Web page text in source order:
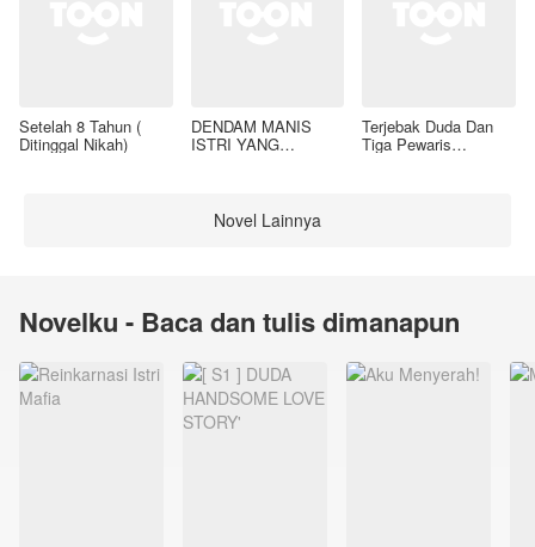
Setelah 8 Tahun (
Ditinggal Nikah)
DENDAM MANIS
ISTRI YANG
Terjebak Duda Dan
Tiga Pewaris
Novel Lainnya
Novelku - Baca dan tulis dimanapun